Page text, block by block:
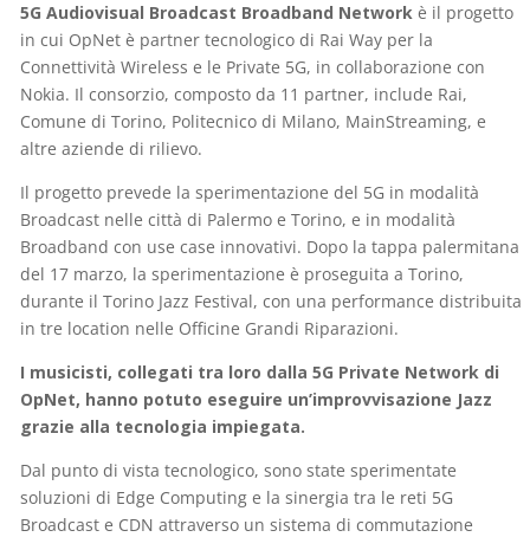
5G Audiovisual Broadcast Broadband Network è il progetto
in cui OpNet è partner tecnologico di Rai Way per la
Connettività Wireless e le Private 5G, in collaborazione con
Nokia. Il consorzio, composto da 11 partner, include Rai,
Comune di Torino, Politecnico di Milano, MainStreaming, e
altre aziende di rilievo.
Il progetto prevede la sperimentazione del 5G in modalità
Broadcast nelle città di Palermo e Torino, e in modalità
Broadband con use case innovativi. Dopo la tappa palermitana
del 17 marzo, la sperimentazione è proseguita a Torino,
durante il Torino Jazz Festival, con una performance distribuita
in tre location nelle Officine Grandi Riparazioni.
I musicisti, collegati tra loro dalla 5G Private Network di
OpNet, hanno potuto eseguire un’improvvisazione Jazz
grazie alla tecnologia impiegata.
Dal punto di vista tecnologico, sono state sperimentate
soluzioni di Edge Computing e la sinergia tra le reti 5G
Broadcast e CDN attraverso un sistema di commutazione